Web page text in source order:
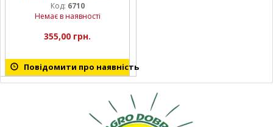
Код: 6710
Немає в наявності
355,00 грн.
Повідомити про наявність